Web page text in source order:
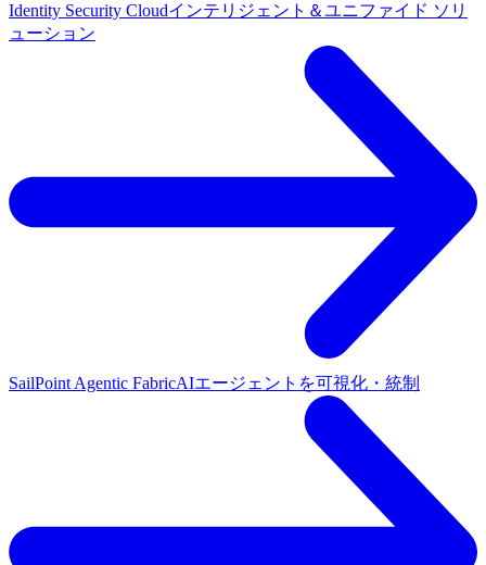
Identity Security Cloudインテリジェント＆ユニファイド ソリ
ューション
SailPoint Agentic FabricAIエージェントを可視化・統制